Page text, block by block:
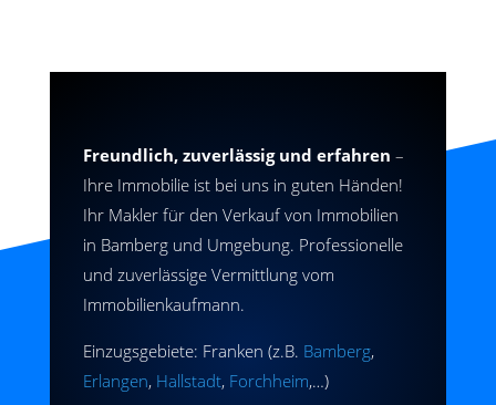
Freundlich, zuverlässig und erfahren –
Ihre Immobilie ist bei uns in guten Händen!
Ihr Makler für den Verkauf von Immobilien
in Bamberg und Umgebung. Professionelle
und zuverlässige Vermittlung vom
Immobilienkaufmann.
Einzugsgebiete: Franken (z.B. Bamberg,
Erlangen, Hallstadt, Forchheim,…)